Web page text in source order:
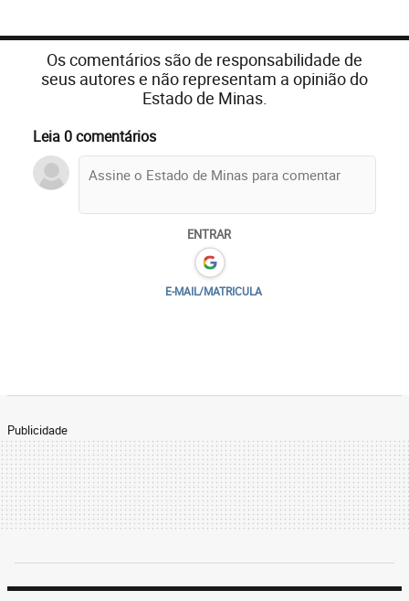
Os comentários são de responsabilidade de
seus autores e não representam a opinião do
Estado de Minas.
Leia 0 comentários
ENTRAR
E-MAIL/MATRICULA
Publicidade